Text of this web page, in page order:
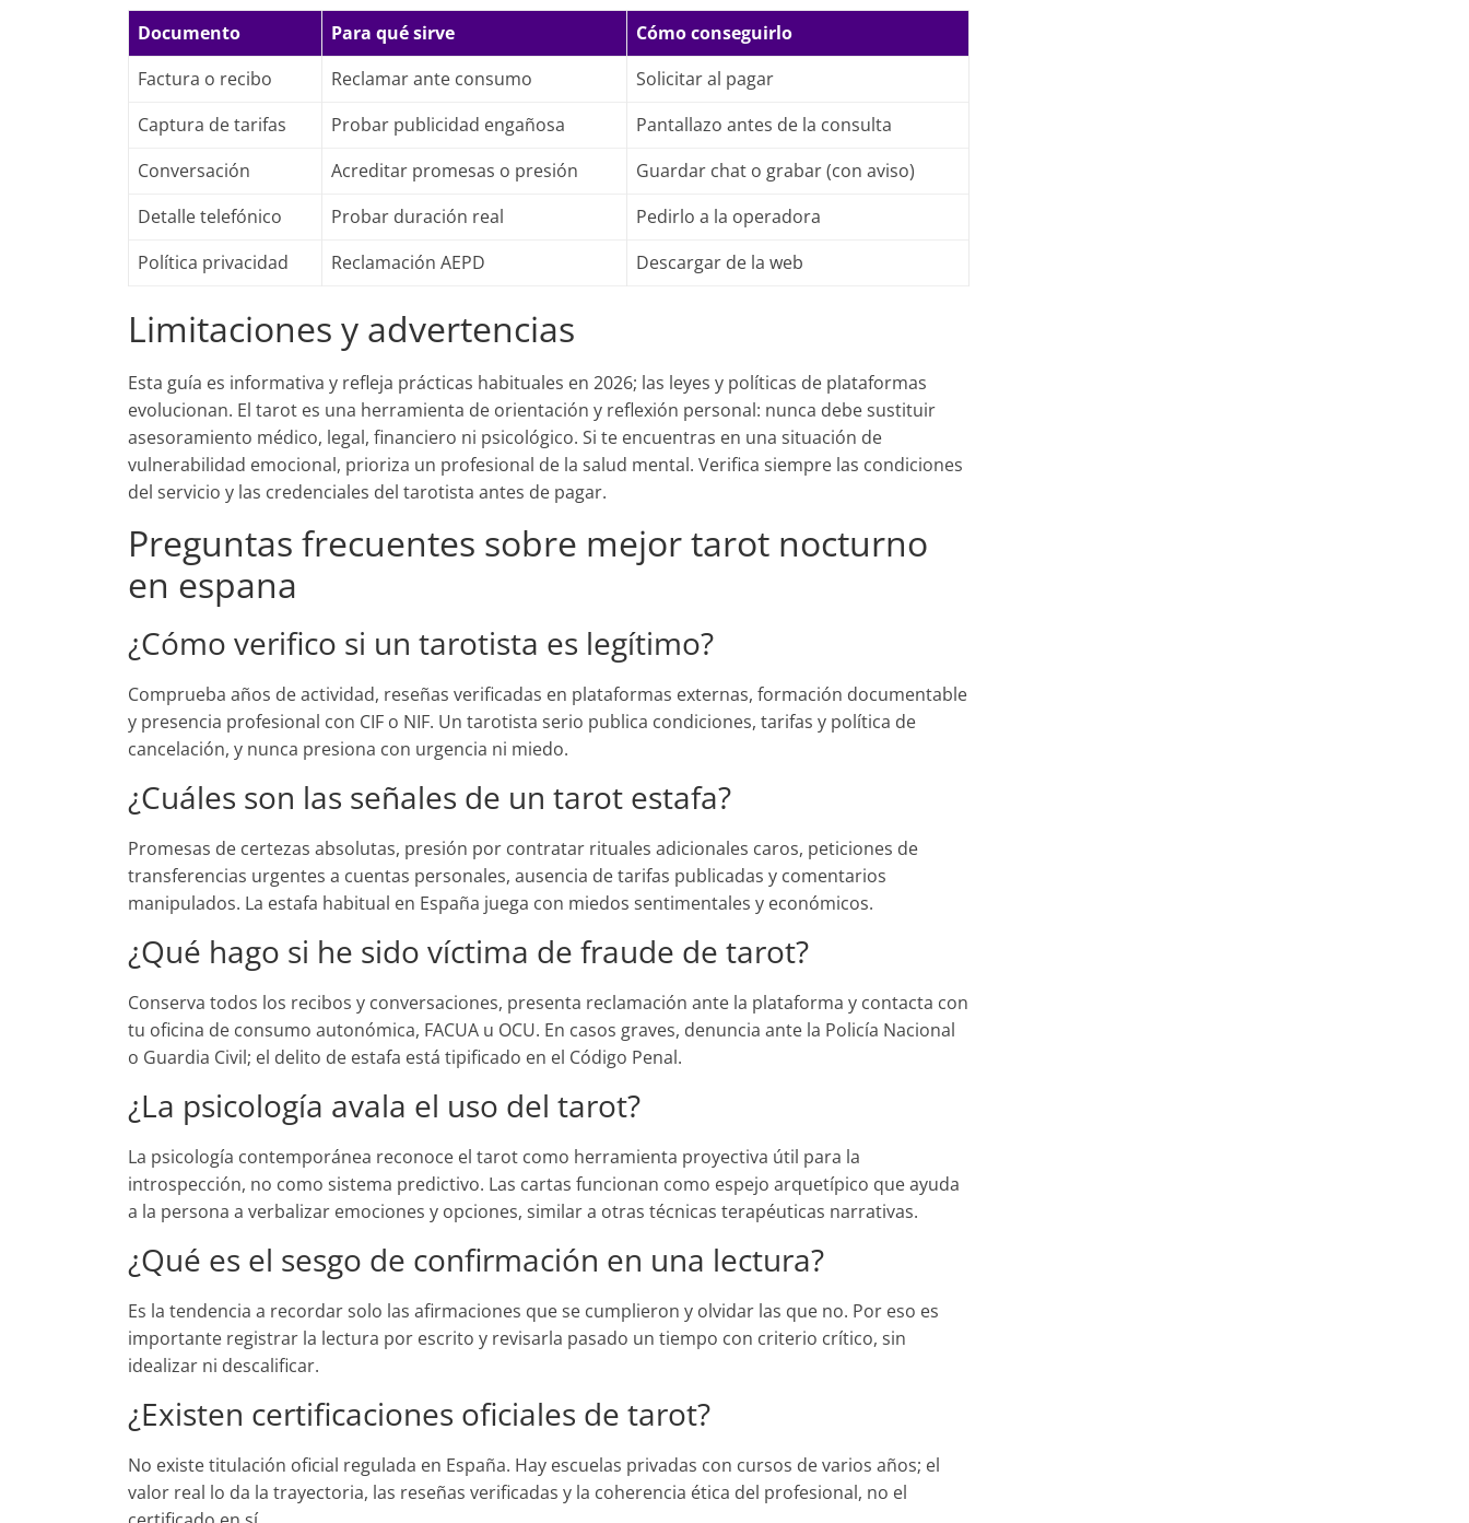
Documento
Para qué sirve
Cómo conseguirlo
Factura o recibo
Reclamar ante consumo
Solicitar al pagar
Captura de tarifas
Probar publicidad engañosa
Pantallazo antes de la consulta
Conversación
Acreditar promesas o presión
Guardar chat o grabar (con aviso)
Detalle telefónico
Probar duración real
Pedirlo a la operadora
Política privacidad
Reclamación AEPD Descargar de la web
Limitaciones y advertencias
Esta guía es informativa y refleja prácticas habituales en 2026; las leyes y políticas de plataformas
evolucionan. El tarot es una herramienta de orientación y reflexión personal: nunca debe sustituir
asesoramiento médico, legal, financiero ni psicológico. Si te encuentras en una situación de
vulnerabilidad emocional, prioriza un profesional de la salud mental. Verifica siempre las condiciones
del servicio y las credenciales del tarotista antes de pagar.
Preguntas frecuentes sobre mejor tarot nocturno
en espana
¿Cómo verifico si un tarotista es legítimo?
Comprueba años de actividad, reseñas verificadas en plataformas externas, formación documentable
y presencia profesional con CIF o NIF. Un tarotista serio publica condiciones, tarifas y política de
cancelación, y nunca presiona con urgencia ni miedo.
¿Cuáles son las señales de un tarot estafa?
Promesas de certezas absolutas, presión por contratar rituales adicionales caros, peticiones de
transferencias urgentes a cuentas personales, ausencia de tarifas publicadas y comentarios
manipulados. La estafa habitual en España juega con miedos sentimentales y económicos.
¿Qué hago si he sido víctima de fraude de tarot?
Conserva todos los recibos y conversaciones, presenta reclamación ante la plataforma y contacta con
tu oficina de consumo autonómica, FACUA u OCU. En casos graves, denuncia ante la Policía Nacional
o Guardia Civil; el delito de estafa está tipificado en el Código Penal.
¿La psicología avala el uso del tarot?
La psicología contemporánea reconoce el tarot como herramienta proyectiva útil para la
introspección, no como sistema predictivo. Las cartas funcionan como espejo arquetípico que ayuda
a la persona a verbalizar emociones y opciones, similar a otras técnicas terapéuticas narrativas.
¿Qué es el sesgo de confirmación en una lectura?
Es la tendencia a recordar solo las afirmaciones que se cumplieron y olvidar las que no. Por eso es
importante registrar la lectura por escrito y revisarla pasado un tiempo con criterio crítico, sin
idealizar ni descalificar.
¿Existen certificaciones oficiales de tarot?
No existe titulación oficial regulada en España. Hay escuelas privadas con cursos de varios años; el
valor real lo da la trayectoria, las reseñas verificadas y la coherencia ética del profesional, no el